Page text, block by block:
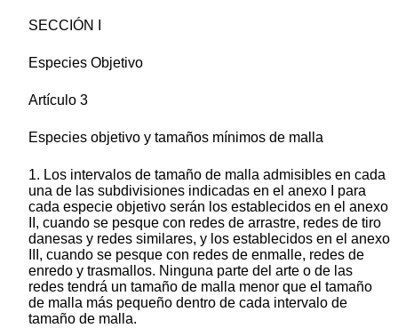
SECCIÓN I
Especies Objetivo
Artículo 3
Especies objetivo y tamaños mínimos de malla
1. Los intervalos de tamaño de malla admisibles en cada
una de las subdivisiones indicadas en el anexo I para
cada especie objetivo serán los establecidos en el anexo
II, cuando se pesque con redes de arrastre, redes de tiro
danesas y redes similares, y los establecidos en el anexo
III, cuando se pesque con redes de enmalle, redes de
enredo y trasmallos. Ninguna parte del arte o de las
redes tendrá un tamaño de malla menor que el tamaño
de malla más pequeño dentro de cada intervalo de
tamaño de malla.